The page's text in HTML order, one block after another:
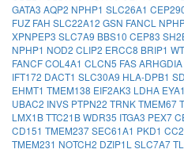
GATA3 AQP2 NPHP1 SLC26A1
FUZ FAH SLC22A12 GSN FANCL
XPNPEP3 SLC7A9 BBS10 CEP83
NPHP1 NOD2 CLIP2 ERCC8 BRIP1
FANCFCOL4A1 CLCN5 FASARHGDIA
IFT172 DACT1 SLC30A9 HLA-DPB1
EHMT1 TMEM138 EIF2AK3 LDHA EYA1
UBAC2 INVS PTPN22 TRNKTMEM67
LMX1BTTC21BWDR35 ITGA3 PEX7
CD151 TMEM237SEC61A1 PKD1
TMEM231 NOTCH2 DZIP1L SLC7A7